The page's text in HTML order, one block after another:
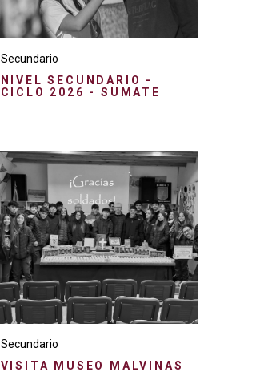
Secundario
NIVEL SECUNDARIO -
CICLO 2026 - SUMATE
Secundario
VISITA MUSEO MALVINAS